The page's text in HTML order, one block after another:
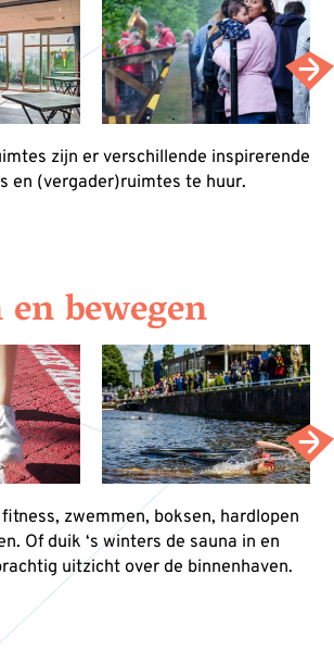
zijn er verschillende inspirerende
en (vergader)ruimtes te huur.
bewegen
zwemmen, boksen, hardlopen
Of duik ‘s winters de sauna in en
uitzicht over de binnenhaven.